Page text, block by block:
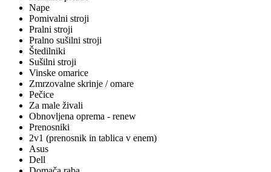
Nape
Pomivalni stroji
Pralni stroji
Pralno sušilni stroji
Štedilniki
Sušilni stroji
Vinske omarice
Zmrzovalne skrinje / omare
Pečice
Za male živali
Obnovljena oprema - renew
Prenosniki
2v1 (prenosnik in tablica v enem)
Asus
Dell